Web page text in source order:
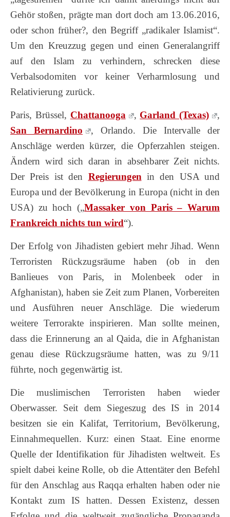
Gehör stoßen, prägte man dort doch am 13.06.2016,
oder schon früher?, den Begriff „radikaler Islamist“.
Um den Kreuzzug gegen und einen Generalangriff
auf den Islam zu verhindern, schrecken diese
Verbalsodomiten vor keiner Verharmlosung und
Relativierung zurück.
Paris, Brüssel, Chattanooga , Garland (Texas)
,
San Bernardino
, Orlando. Die Intervalle der
Anschläge werden kürzer, die Opferzahlen steigen.
Ändern wird sich daran in absehbarer Zeit nichts.
Der Preis ist den Regierungenin den USA und
Europa und der Bevölkerung in Europa (nicht in den
USA) zu hoch („Massaker von Paris – Warum
Frankreich nichts tun wird“).
Der Erfolg von Jihadisten gebiert mehr Jihad. Wenn
Terroristen Rückzugsräume haben (ob in den
Banlieues von Paris, in Molenbeek oder in
Afghanistan), haben sie Zeit zum Planen, Vorbereiten
und Ausführen neuer Anschläge. Die wiederum
weitere Terrorakte inspirieren. Man sollte meinen,
dass die Erinnerung an al Qaida, die in Afghanistan
genau diese Rückzugsräume hatten, was zu 9/11
führte, noch gegenwärtig ist.
Die muslimischen Terroristen haben wieder
Oberwasser. Seit dem Siegeszug des IS in 2014
besitzen sie ein Kalifat, Territorium, Bevölkerung,
Einnahmequellen. Kurz: einen Staat. Eine enorme
Quelle der Identifikation für Jihadisten weltweit. Es
spielt dabei keine Rolle, ob die Attentäter den Befehl
für den Anschlag aus Raqqa erhalten haben oder nie
Kontakt zum IS hatten. Dessen Existenz, dessen